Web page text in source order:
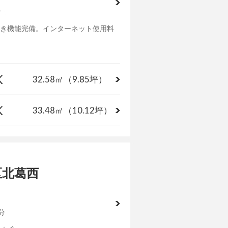
機能完備。インターネット使用料
32.58㎡ （9.85坪）
33.48㎡ （10.12坪）
葛西